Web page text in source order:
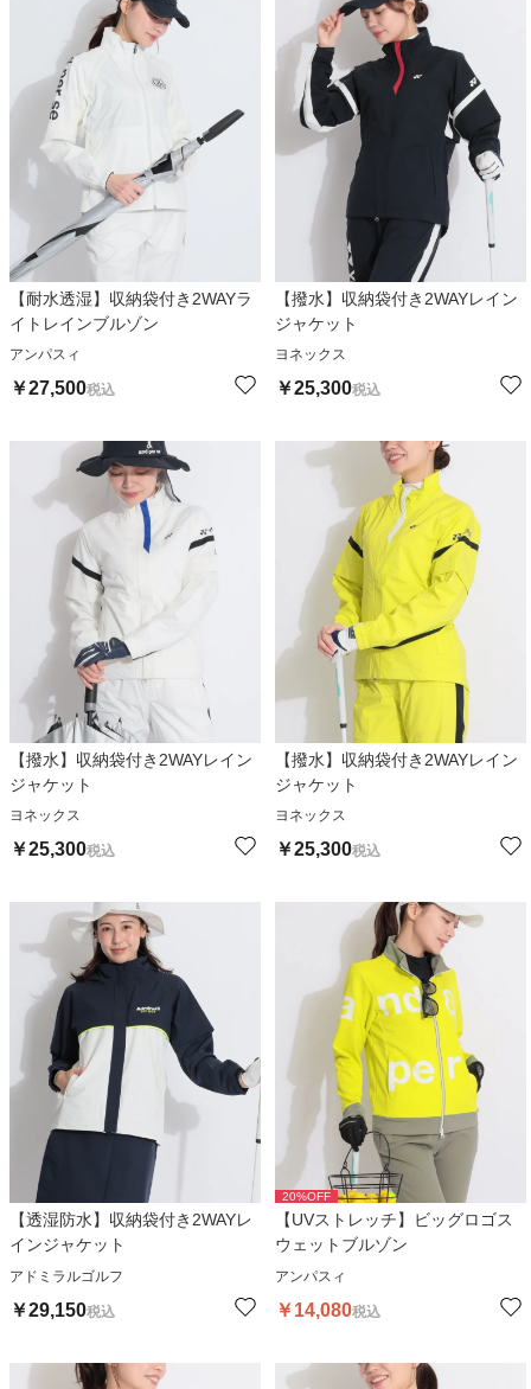
【耐水透湿】収納袋付き2WAYラ
イトレインブルゾン
アンパスィ
￥27,500税込
【撥水】収納袋付き2WAYレイン
ジャケット
ヨネックス
￥25,300税込
【撥水】収納袋付き2WAYレイン
ジャケット
ヨネックス
￥25,300税込
【撥水】収納袋付き2WAYレイン
ジャケット
ヨネックス
￥25,300税込
【透湿防水】収納袋付き2WAYレ
インジャケット
アドミラルゴルフ
￥29,150税込
20%OFF
【UVストレッチ】ビッグロゴス
ウェットブルゾン
アンパスィ
￥14,080税込